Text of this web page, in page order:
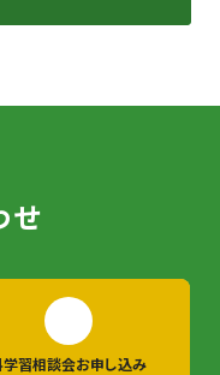
せ
学習相談会お申し込み